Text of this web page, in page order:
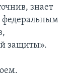
знает
федеральным
защиты».